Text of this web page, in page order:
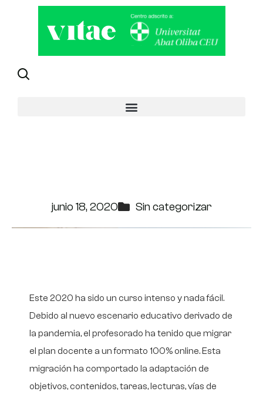
junio 18, 2020 Sin categorizar
Este 2020 ha sido un curso intenso y nada fácil.
Debido al nuevo escenario educativo derivado de
la pandemia, el profesorado ha tenido que migrar
el plan docente a un formato 100% online. Esta
migración ha comportado la adaptación de
objetivos, contenidos, tareas, lecturas, vías de